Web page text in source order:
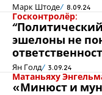
Марк Штоде 8.09.24
Госконтролёр:
эшелоны не
Ян Голд 3.09.24
Матаньяху
«Минюст и